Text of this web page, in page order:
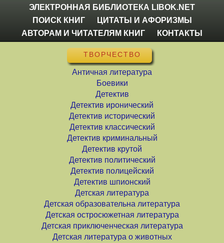
ЭЛЕКТРОННАЯ БИБЛИОТЕКА LIBOK.NET
ПОИСК КНИГ
ЦИТАТЫ И АФОРИЗМЫ
АВТОРАМ И ЧИТАТЕЛЯМ КНИГ
КОНТАКТЫ
ТВОРЧЕСТВО
Античная литература
Боевики
Детектив
Детектив иронический
Детектив исторический
Детектив классический
Детектив криминальный
Детектив крутой
Детектив политический
Детектив полицейский
Детектив шпионский
Детская литература
Детская образовательна литература
Детская остросюжетная литература
Детская приключенческая литература
Детская литература о животных